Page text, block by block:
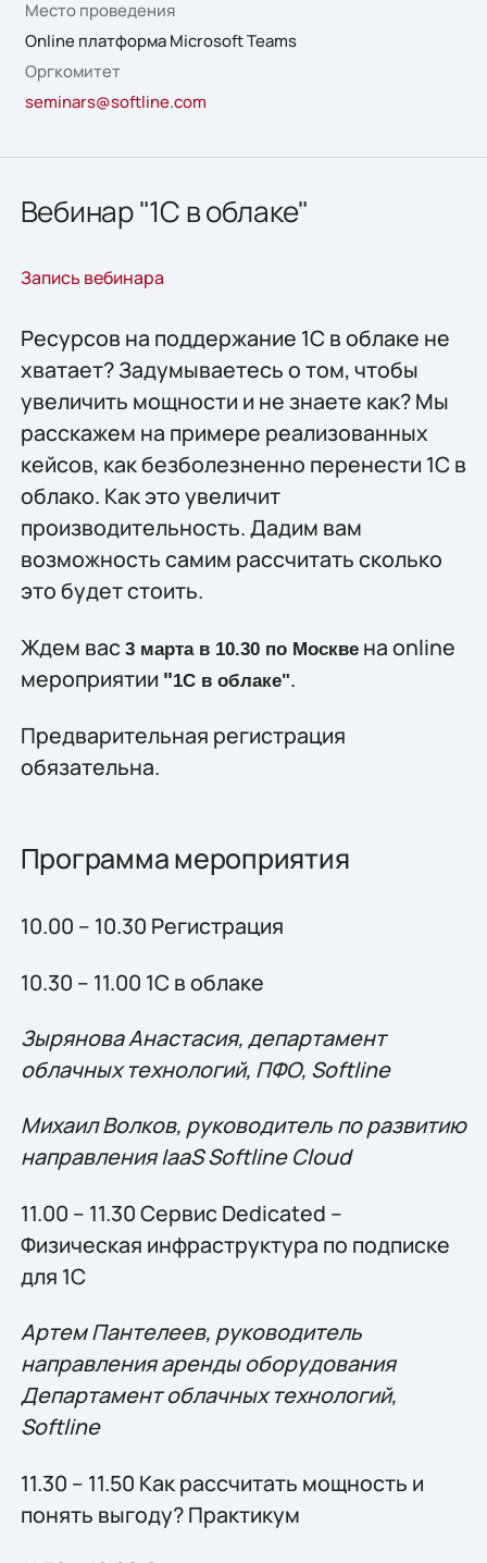
Место проведения
Online платформа Microsoft Teams
Оргкомитет
seminars@softline.com
Вебинар "1С в облаке"
Запись вебинара
Ресурсов на поддержание 1С в облаке не
хватает? Задумываетесь о том, чтобы
увеличить мощности и не знаете как? Мы
расскажем на примере реализованных
кейсов, как безболезненно перенести 1С в
облако. Как это увеличит
производительность. Дадим вам
возможность самим рассчитать сколько
это будет стоить.
Ждем вас 3 марта в 10.30 по Москвена online
мероприятии "1С в облаке".
Предварительная регистрация
обязательна.
Программа мероприятия
10.00 – 10.30 Регистрация
10.30 – 11.00 1C в облаке
Зырянова Анастасия, департамент
облачных технологий, ПФО, Softline
Михаил Волков, руководитель по развитию
направления IaaS Softline Cloud
11.00 – 11.30 Сервис Dedicated –
Физическая инфраструктура по подписке
для 1С
Артем Пантелеев, руководитель
направления аренды оборудования
Департамент облачных технологий,
Softline
11.30 – 11.50 Как рассчитать мощность и
понять выгоду? Практикум